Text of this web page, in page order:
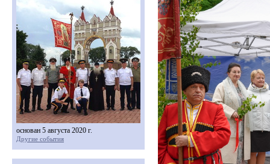
основан 5 августа 2020 г.
Другие события